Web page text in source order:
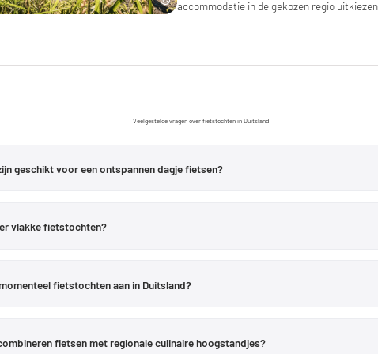
accommodatie in de gekozen regio
Veelgestelde vragen over fietstochten in Duitsland
geschikt voor een ontspannen dagje fietsen?
detocht naar de Kirchsee en het klooster Reutberg
vlakke fietstochten?
er steeds weer mooie uitzichten op de Alpenvoeten en zijn er regionale eet- en
fietstochten aan in Duitsland?
fietsen met regionale culinaire hoogstandjes?